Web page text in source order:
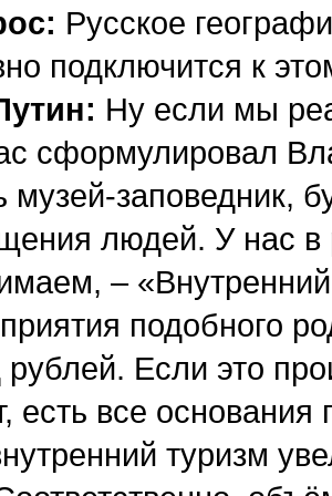
Русское
подключится к
Ну если мы
сформулировал
музей-заповедник,
людей. У нас
–
подобного
Если это
есть все основания
туризм